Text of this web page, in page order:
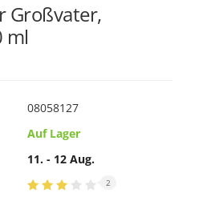
Großvater,
ml
08058127
Auf Lager
11. - 12 Aug.
2